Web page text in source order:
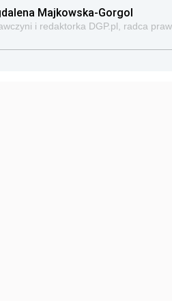
Majkowska-Gorgol
i redaktorka DGP.pl, radca